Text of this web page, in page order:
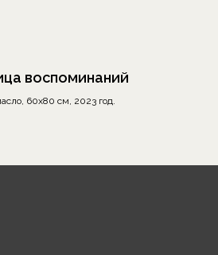
воспоминаний
60х80 см, 2023 год.